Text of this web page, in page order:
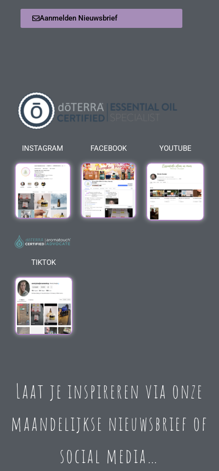
Aanmelden Nieuwsbrief
INSTAGRAM FACEBOOK YOUTUBE
TIKTOK
Laat je inspireren via onze
maandelijkse nieuwsbrief of
social media…